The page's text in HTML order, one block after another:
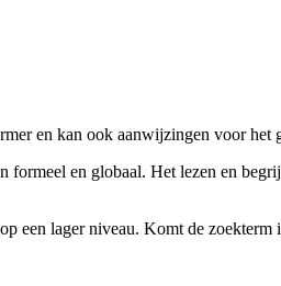
en kan ook aanwijzingen voor het
en globaal. Het lezen en
een lager niveau. Komt de zoekterm